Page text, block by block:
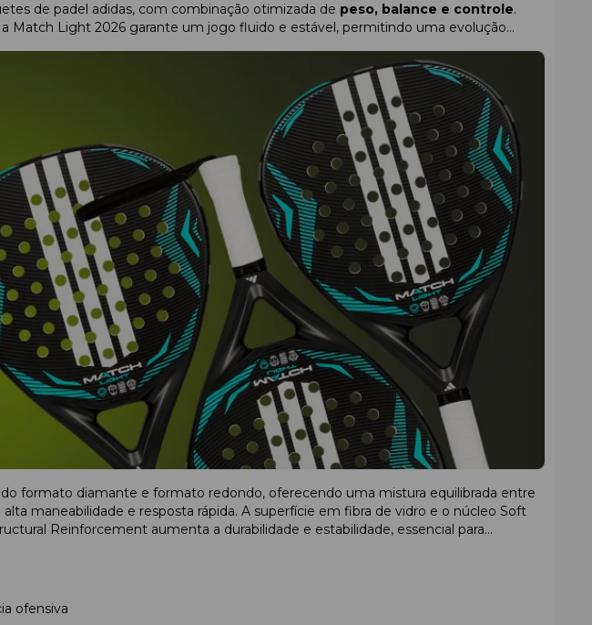
de padel adidas, com combinação otimizada de peso, balance e controle.
Match Light 2026 garante um jogo fluido e estável, permitindo uma evolução
formato diamante e formato redondo, oferecendo uma mistura equilibrada entre
maneabilidade e resposta rápida. A superfície em fibra de vidro e o núcleo Soft
Reinforcement aumenta a durabilidade e estabilidade, essencial para
ofensiva